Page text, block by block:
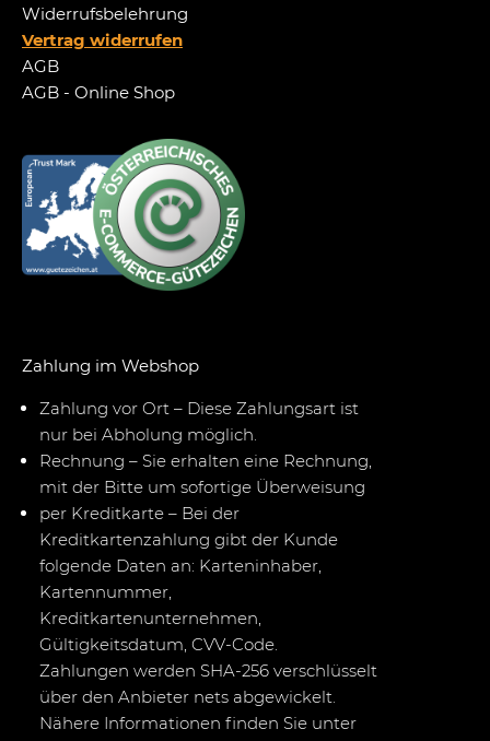
Widerrufsbelehrung
Vertrag widerrufen
AGB
AGB - Online Shop
Zahlung im Webshop
Zahlung vor Ort – Diese Zahlungsart ist
nur bei Abholung möglich.
Rechnung – Sie erhalten eine Rechnung,
mit der Bitte um sofortige Überweisung
per Kreditkarte – Bei der
Kreditkartenzahlung gibt der Kunde
folgende Daten an: Karteninhaber,
Kartennummer,
Kreditkartenunternehmen,
Gültigkeitsdatum, CVV-Code.
Zahlungen werden SHA-256 verschlüsselt
über den Anbieter nets abgewickelt.
Nähere Informationen finden Sie unter